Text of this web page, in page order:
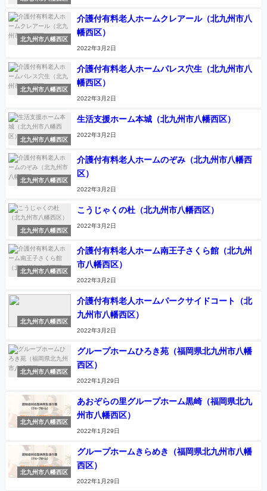
北九州市八幡西区
介護付有料老人ホームクレアール（北九州市八
幡西区）
2022年3月2日
北九州市八幡西区
介護付有料老人ホームパレス穴生（北九州市八
幡西区）
2022年3月2日
北九州市八幡西区
生活支援ホーム本城（北九州市八幡西区）
2022年3月2日
北九州市八幡西区
介護付有料老人ホームのぞみ（北九州市八幡西
区）
2022年3月2日
北九州市八幡西区
こうじゃくの杜（北九州市八幡西区）
2022年3月2日
北九州市八幡西区
介護付有料老人ホーム南王子さくら館（北九州
市八幡西区）
2022年3月2日
北九州市八幡西区
介護付有料老人ホームパークサイドコート（北
九州市八幡西区）
2022年3月2日
北九州市八幡西区
グループホームひろき苑（福岡県北九州市八幡
西区）
2022年1月29日
北九州市八幡西区
あおぞらの里グループホーム黒崎（福岡県北九
州市八幡西区）
2022年1月29日
北九州市八幡西区
グループホームきらめき（福岡県北九州市八幡
西区）
2022年1月29日